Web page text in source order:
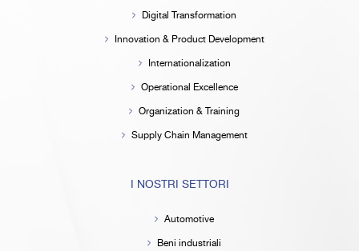
Digital Transformation
Innovation & Product Development
Internationalization
Operational Excellence
Organization & Training
Supply Chain Management
I NOSTRI SETTORI
Automotive
Beni industriali